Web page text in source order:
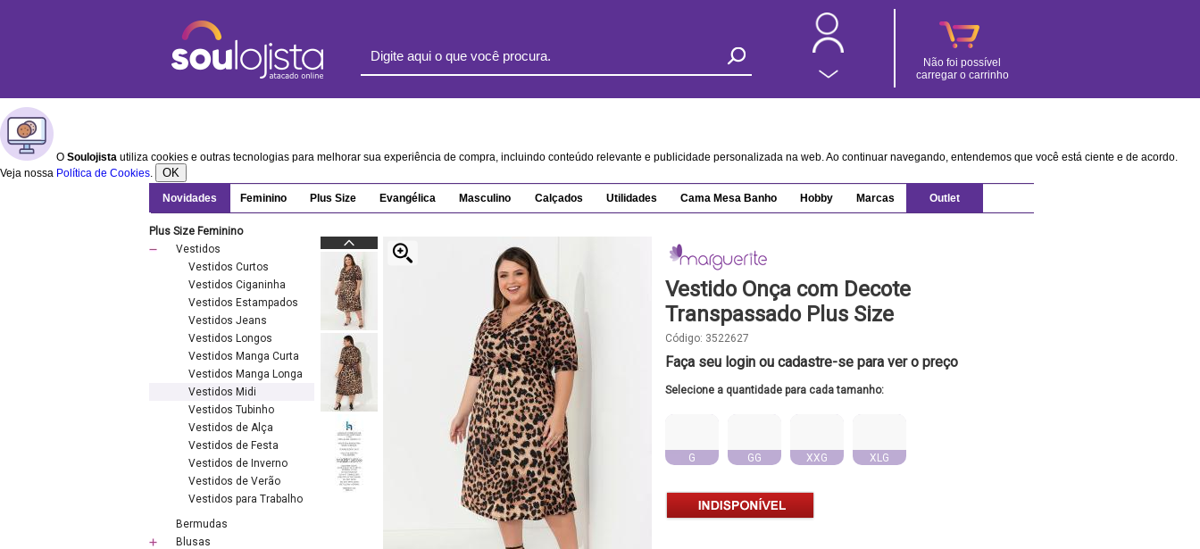
Não foi possível
carregar o carrinho
O Soulojista utiliza cookies e outras tecnologias para melhorar sua experiência de compra, incluindo conteúdo relevante e publicidade personalizada na web. Ao continuar navegando, entendemos que você está ciente e de acordo.
Veja nossa Política de Cookies. OK
Novidades Feminino Plus Size Evangélica Masculino Calçados Utilidades Cama Mesa Banho Hobby Marcas Outlet
Plus Size Feminino
Vestidos
Vestidos Curtos
Vestidos Ciganinha
Vestidos Estampados
Vestidos Jeans
Vestidos Longos
Vestidos Manga Curta
Vestidos Manga Longa
Vestidos Midi
Vestidos Tubinho
Vestidos de Alça
Vestidos de Festa
Vestidos de Inverno
Vestidos de Verão
Vestidos para Trabalho
Bermudas
Blusas
Vestido Onça com Decote
Transpassado Plus Size
Código: 3522627
Faça seu login ou cadastre-se para ver o preço
Selecione a quantidade para cada tamanho:
G GG XXG XLG